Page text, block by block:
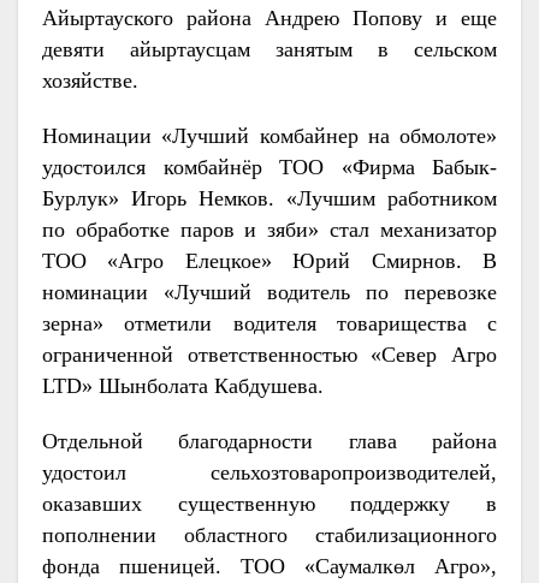
Айыртауского района Андрею Попову и еще
девяти айыртаусцам занятым в сельском
хозяйстве.
Номинации «Лучший комбайнер на обмолоте»
удостоился комбайнёр ТОО «Фирма Бабык-
Бурлук» Игорь Немков. «Лучшим работником
по обработке паров и зяби» стал механизатор
ТОО «Агро Елецкое» Юрий Смирнов. В
номинации «Лучший водитель по перевозке
зерна» отметили водителя товарищества с
ограниченной ответственностью «Север Агро
LTD» Шынболата Кабдушева.
Отдельной благодарности глава района
удостоил сельхозтоваропроизводителей,
оказавших существенную поддержку в
пополнении областного стабилизационного
фонда пшеницей. ТОО «Саумалкөл Агро»,